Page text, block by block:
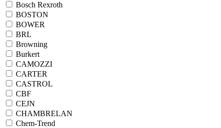
Bosch Rexroth
BOSTON
BOWER
BRL
Browning
Burkert
CAMOZZI
CARTER
CASTROL
CBF
CEJN
CHAMBRELAN
Chem-Trend